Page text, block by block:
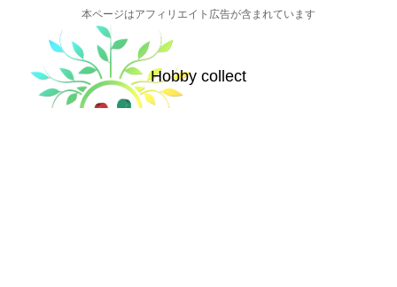
本ページはアフィリエイト広告が含まれています
Hobby collect